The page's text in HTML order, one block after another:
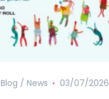
Blog / News 03/07/2026